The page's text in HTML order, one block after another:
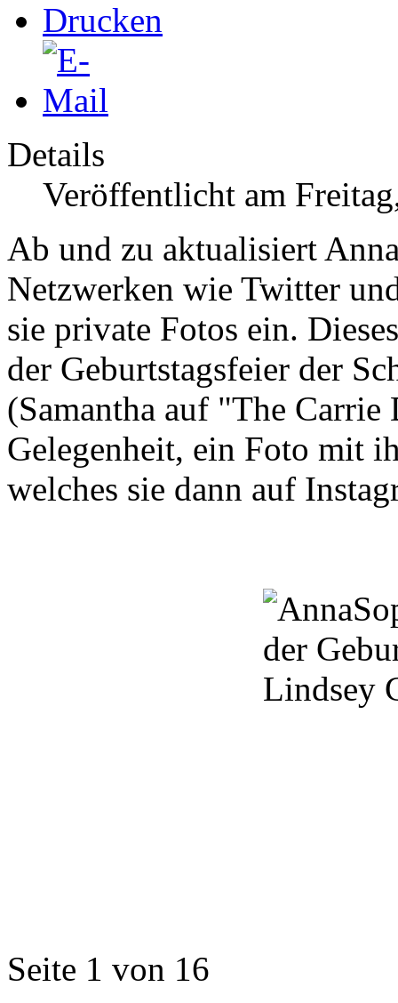
Details
Veröffentlicht am
Ab und zu aktualisiert
Netzwerken wie Twitter
sie private Fotos ein.
der Geburtstagsfeier der
(Samantha auf "The Carrie
Gelegenheit, ein Foto mit
welches sie dann auf
Seite 1 von 16